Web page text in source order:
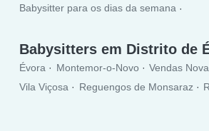
Babysitter para os dias da semana
Babysitters em Distrito de
Évora Montemor-o-Novo Vendas
Vila Viçosa
Reguengos de Monsaraz